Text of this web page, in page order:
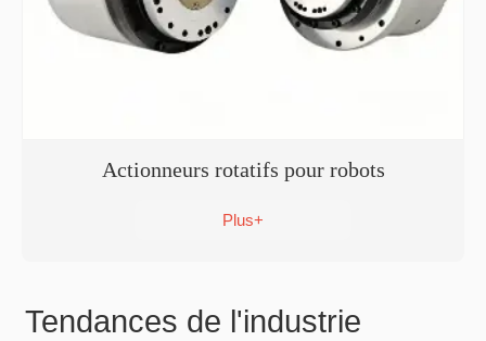
Actionneurs rotatifs pour robots
Plus+
Tendances de l'industrie